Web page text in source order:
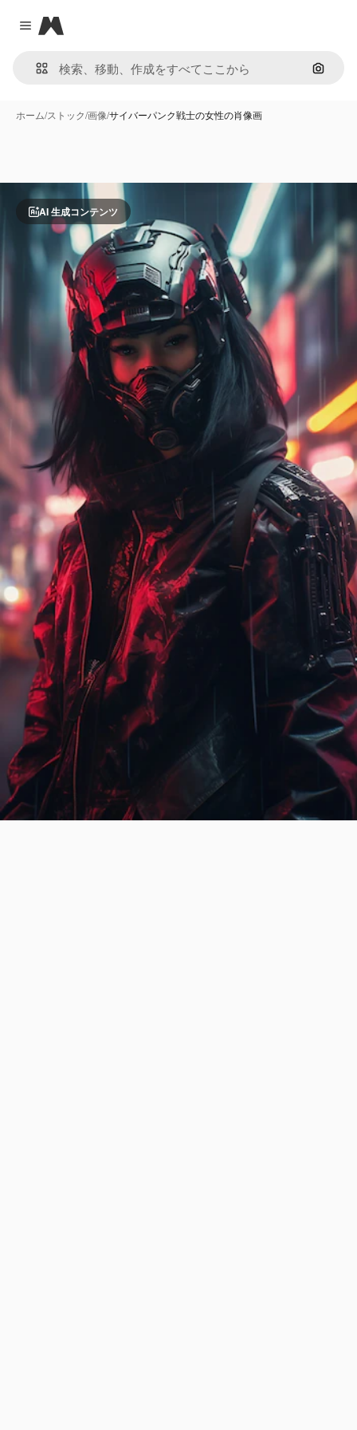
Close menu
Magnific
画像で
ホーム/ストック/画像/サイバーパンク戦士の女性の肖像画
AI 生成コンテンツ